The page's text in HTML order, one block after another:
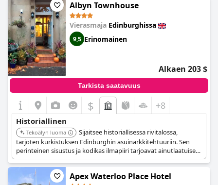
Albyn Townhouse
Vierasmaja Edinburghissa
9,5 Erinomainen
Alkaen 203 $
Tarkista saatavuus
$ +8
Historiallinen
Tekoälyn luoma
Sijaitsee historiallisessa rivitalossa,
tarjoten kurkistuksen Edinburghin asuinarkkitehtuuriin. Sen
perinteinen sisustus ja kodikas ilmapiiri tarjoavat ainutlaatuisen
kokemuksen.
Apex Waterloo Place Hotel